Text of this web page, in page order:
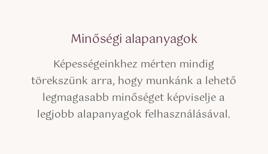
Minőségi alapanyagok
Képességeinkhez mérten mindig
törekszünk arra, hogy munkánk a lehető
legmagasabb minőséget képviselje a
legjobb alapanyagok felhasználásával.